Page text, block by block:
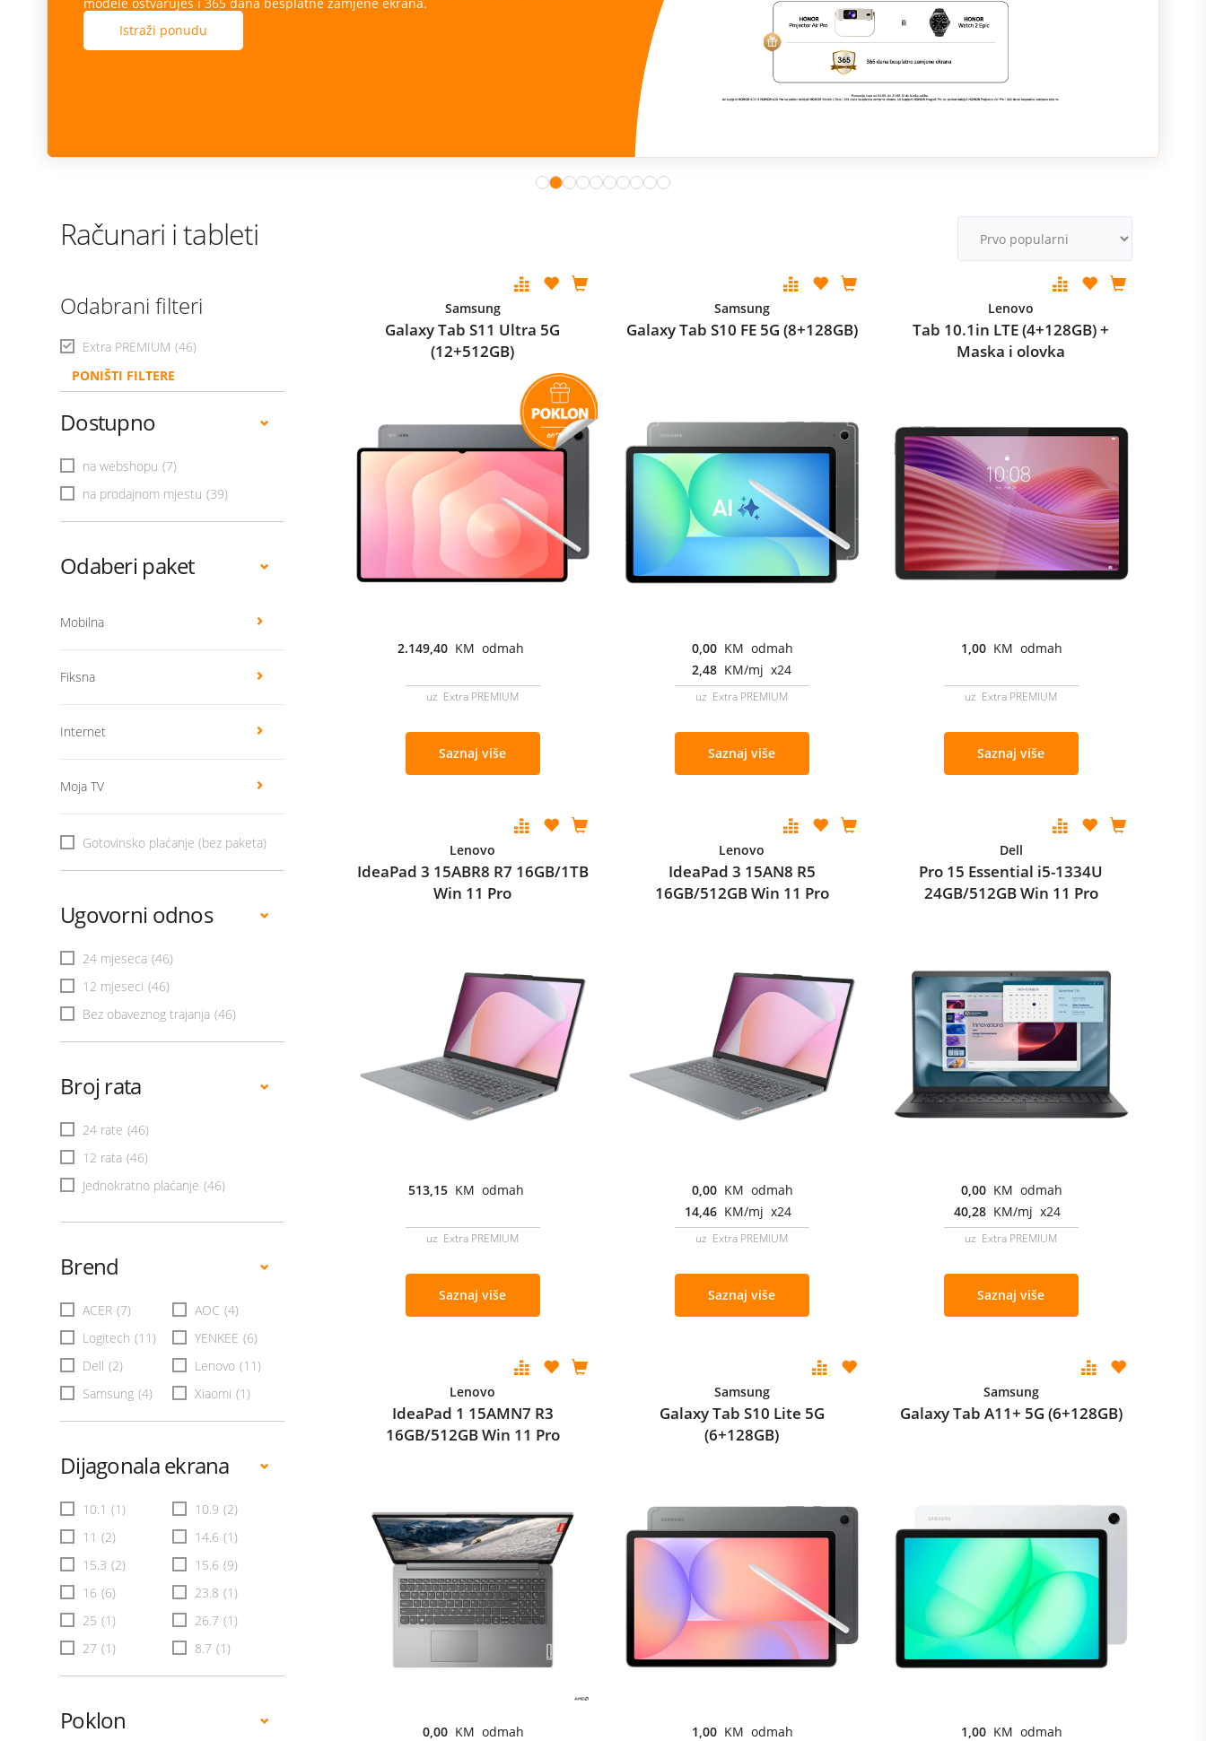
Istraži ponudu
Računari i tableti
Odabrani filteri
Extra PREMIUM (46)
PONIŠTI FILTERE
Dostupno
na webshopu (7)
na prodajnom mjestu (39)
Odaberi paket
Mobilna
Fiksna
Internet
Moja TV
Gotovinsko plaćanje (bez paketa)
Ugovorni odnos
24 mjeseca (46)
12 mjeseci (46)
Bez obaveznog trajanja (46)
Broj rata
24 rate (46)
12 rata (46)
Jednokratno plaćanje (46)
Brend
ACER (7) AOC (4)
Logitech (11) YENKEE (6)
Dell (2) Lenovo (11)
Samsung (4) Xiaomi (1)
Dijagonala ekrana
10.1 (1) 10.9 (2)
11 (2) 14.6 (1)
15.3 (2) 15.6 (9)
16 (6) 23.8 (1)
25 (1) 26.7 (1)
27 (1) 8.7 (1)
Poklon
Samsung
Galaxy Tab S11 Ultra 5G
(12+512GB)
2.149,40 KM odmah
uz Extra PREMIUM
Saznaj više
Samsung
Galaxy Tab S10 FE 5G (8+128GB)
0,00 KM odmah
2,48 KM/mj x24
uz Extra PREMIUM
Saznaj više
Lenovo
Tab 10.1in LTE (4+128GB) +
Maska i olovka
1,00 KM odmah
uz Extra PREMIUM
Saznaj više
Lenovo
IdeaPad 3 15ABR8 R7 16GB/1TB
Win 11 Pro
513,15 KM odmah
uz Extra PREMIUM
Saznaj više
Lenovo
IdeaPad 3 15AN8 R5
16GB/512GB Win 11 Pro
0,00 KM odmah
14,46 KM/mj x24
uz Extra PREMIUM
Saznaj više
Dell
Pro 15 Essential i5-1334U
24GB/512GB Win 11 Pro
0,00 KM odmah
40,28 KM/mj x24
uz Extra PREMIUM
Saznaj više
Lenovo
IdeaPad 1 15AMN7 R3
16GB/512GB Win 11 Pro
0,00 KM odmah
Samsung
Galaxy Tab S10 Lite 5G
(6+128GB)
1,00 KM odmah
Samsung
Galaxy Tab A11+ 5G (6+128GB)
1,00 KM odmah